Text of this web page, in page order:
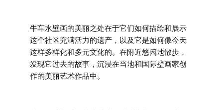
牛车水壁画的美丽之处在于它们如何描绘和展示
这个社区充满活力的遗产，以及它是如何像今天
这样多样化和多元文化的。在附近悠闲地散步，
发现它过去的故事，沉浸在当地和国际壁画家创
作的美丽艺术作品中。